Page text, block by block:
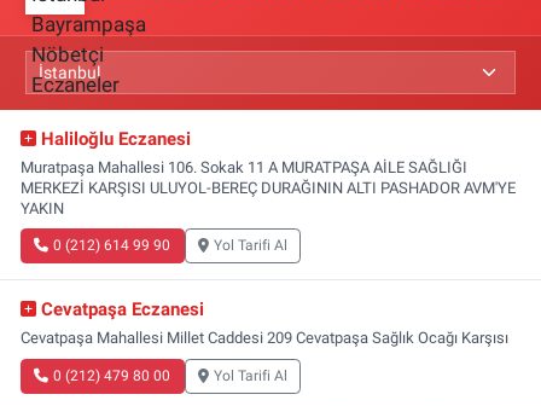
Haliloğlu Eczanesi
Muratpaşa Mahallesi 106. Sokak 11 A MURATPAŞA AİLE SAĞLIĞI
MERKEZİ KARŞISI ULUYOL-BEREÇ DURAĞININ ALTI PASHADOR AVM'YE
YAKIN
0 (212) 614 99 90 Yol Tarifi Al
Cevatpaşa Eczanesi
Cevatpaşa Mahallesi Millet Caddesi 209 Cevatpaşa Sağlık Ocağı Karşısı
0 (212) 479 80 00 Yol Tarifi Al